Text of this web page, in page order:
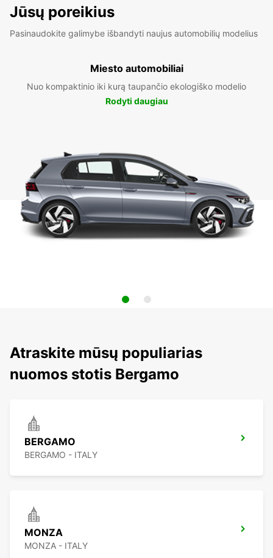
Jūsų poreikius
Pasinaudokite galimybe išbandyti naujus automobilių modelius
Miesto automobiliai
Nuo kompaktinio iki kurą taupančio ekologiško modelio
Rodyti daugiau
Atraskite mūsų populiarias
nuomos stotis Bergamo
BERGAMO
BERGAMO - ITALY
MONZA
MONZA - ITALY